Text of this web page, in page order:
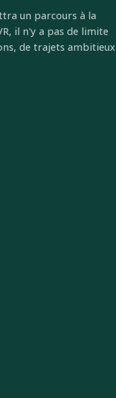
un parcours à la
il n'y a pas de limite
de trajets ambitieux